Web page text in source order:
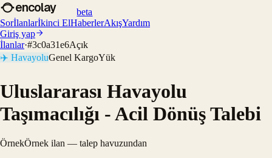
encolay
beta
Sorİlanlarİkinci ElHaberlerAkışYardım
Giriş yap
İlanlar·#3c0a31e6Açık
✈️ HavayoluGenel KargoYük
Uluslararası Havayolu
Taşımacılığı - Acil Dönüş Talebi
ÖrnekÖrnek ilan — talep havuzundan